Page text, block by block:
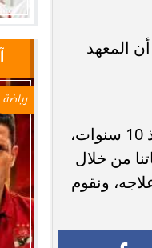
سنويا، ورغم أن المعهد
وتابع: "المعهد من 10 سنوات والتقنيات الحديثة متوفرة بالمعهد، والروبوت موجود منذ 10 سنوات،
من خلال
ونقوم
رياضة